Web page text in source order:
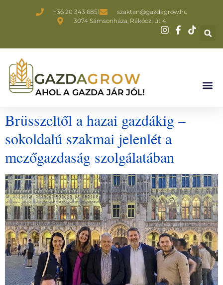
+36 20 343 6851
szaktan@gazdagrow.hu
3074 Sámsonháza, Rákóczi út 4.
AHOL A GAZDA JÁR JÓL!
Brüsszeltől a hazai gazdákig –
sokoldalú szakmai jelenlét a
mezőgazdaság szolgálatában